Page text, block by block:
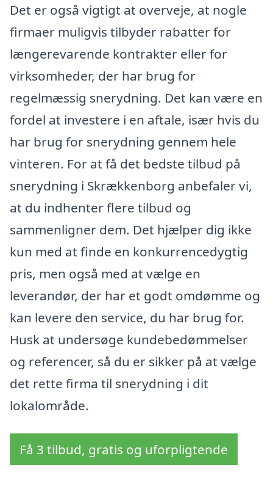
Det er også vigtigt at overveje, at nogle
firmaer muligvis tilbyder rabatter for
længerevarende kontrakter eller for
virksomheder, der har brug for
regelmæssig snerydning. Det kan være en
fordel at investere i en aftale, især hvis du
har brug for snerydning gennem hele
vinteren. For at få det bedste tilbud på
snerydning i Skrækkenborg anbefaler vi,
at du indhenter flere tilbud og
sammenligner dem. Det hjælper dig ikke
kun med at finde en konkurrencedygtig
pris, men også med at vælge en
leverandør, der har et godt omdømme og
kan levere den service, du har brug for.
Husk at undersøge kundebedømmelser
og referencer, så du er sikker på at vælge
det rette firma til snerydning i dit
lokalområde.
Få 3 tilbud, gratis og uforpligtende